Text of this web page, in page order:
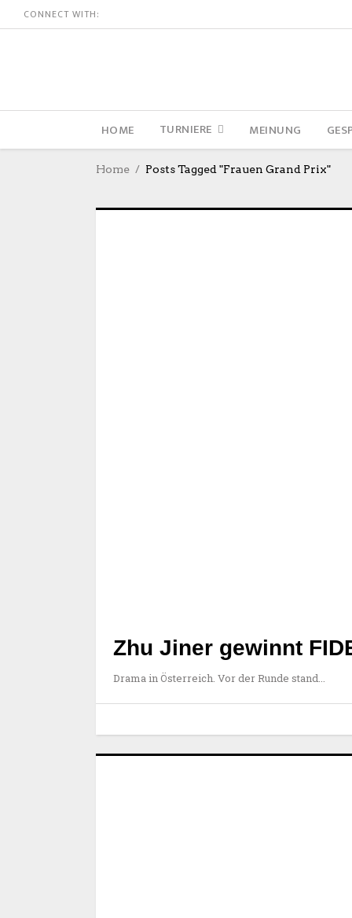
CONNECT WITH:
HOME TURNIERE MEINUNG
Home Posts Tagged "Frauen Grand Prix"
Zhu Jiner gewinnt
Drama in Österreich. Vor der Runde stand